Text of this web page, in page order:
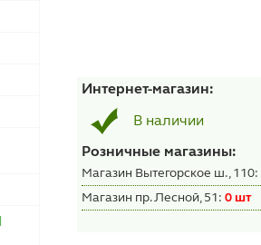
Интернет-магазин:
В наличии
Розничные магазины:
Магазин Вытегорское ш., 110:
Магазин пр. Лесной, 51:0 шт